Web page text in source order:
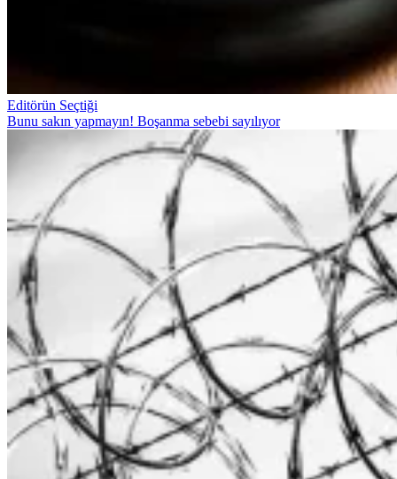
Editörün Seçtiği
Bunu sakın yapmayın! Boşanma sebebi sayılıyor